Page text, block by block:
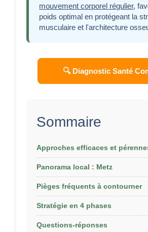
mouvement corporel régulier,
poids optimal en protégeant la
musculaire et l'architecture
🔍 Diagnostic Santé
Sommaire
Approches efficaces et
Panorama local : Metz
Pièges fréquents à contourner
Stratégie en 4 phases
Questions-réponses